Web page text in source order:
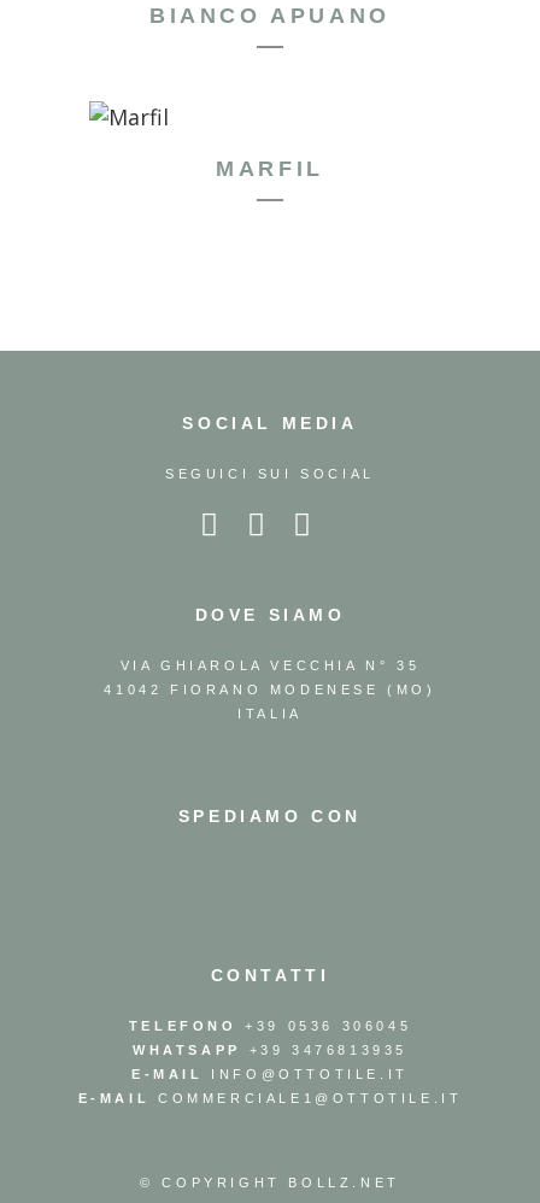
BIANCO APUANO
MARFIL
SOCIAL MEDIA
SEGUICI SUI SOCIAL
DOVE SIAMO
VIA GHIAROLA VECCHIA N° 35
41042 FIORANO MODENESE (MO)
ITALIA
SPEDIAMO CON
CONTATTI
TELEFONO
+39 0536 306045
WHATSAPP
+39 3476813935
E-MAIL
INFO@OTTOTILE.IT
E-MAIL
COMMERCIALE1@OTTOTILE.IT
© COPYRIGHT BOLLZ.NET